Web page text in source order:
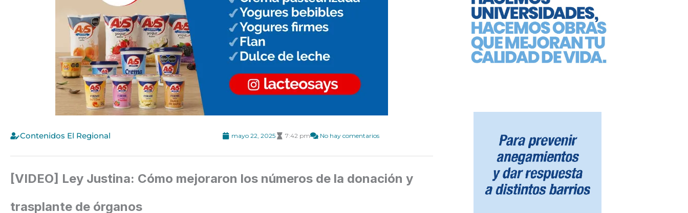
Contenidos El Regional mayo 22, 2025 7:42 pm No hay comentarios
[VIDEO] Ley Justina: Cómo mejoraron los números de la donación y
trasplante de órganos